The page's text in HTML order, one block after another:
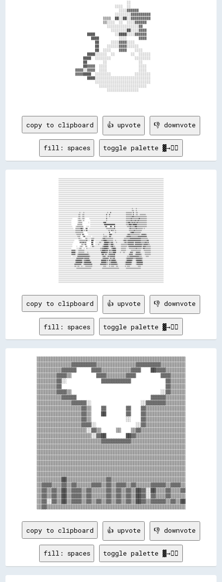
                                                    ░░
                                              ░░░░  ░░
                                                ░░░░▓▓▓▓▓▓
                                              ░░░░░░░░▓▓▓▓▓▓▓▓▓▓
                                        ▒▒▒▒  ██░░██░░▓▓▓▓▓▓▓▓▓▓
                                        ▒▒░░░░  ░░  ░░░░▓▓▓▓▓▓
                                          ░░░░░░░░░░░░░░░░▓▓
                                            ░░░░░░░░██░░░░▓▓▓▓
                                ████          ░░████░░░░▓▓▓▓▓▓
                                  ████          ░░░░      ▓▓▓▓
                                    ██      ░░░░▓▓▓▓░░░░
                                    ██    ░░░░░░▓▓▓▓░░░░░░
                                    ██  ░░░░    ▓▓▓▓    ░░░░
                                ████░░░░░░  ░░        ░░  ░░░░░░
                              ████  ░░░░░░░░            ░░░░░░░░
                              ██        ░░                ░░
                              ██▓▓▓▓  ░░░░                ░░░░
                          ▓▓▓▓░░▓▓▓▓  ░░░░                ░░░░
                          ▓▓▓▓████  ░░░░░░░░            ░░░░░░░░
                                ████░░░░░░░░░░░░░░░░░░░░░░░░░░░░
                                    ░░░░░░░░░░░░░░░░░░░░░░░░░░░░
                                      ░░░░░░░░░░░░░░░░░░░░░░░░
                                          ░░░░░░░░░░░░░░░░
copy to clipboard 👍 upvote 👎 downvote
fill: spaces toggle palette ▓→✊🏽
░░░░░░░░░░░░░░░░░░░░░░░░░░░░░░░░░░░░░░░░░░░░░░░░░░░░░░░░░░░░░░░░░░░░░░░░░░░░░░░░░░░░░░░░░░░░░░░░░░░░░░░░░░░░░░░░░░░░░░░░░░░░░░░░░░░░░░░░░░░░░░░░░░░░░░░░░░░░░░░░░░░░░░░░░░░░░░░░░░░░░░░░░░░░░░░░░░░░░░░░░░░░░░░░░░░░
░░░░░░░░░░░░░░░░░░░░░░░░░░░░░░░░░░░░░░░░░░░░░░░░░░░░░░░░░░░░░░░░░░░░░░░░░░░░░░░░░░░░░░░░░░░░░░░░░░░░░░░░░░░░░░░░░░░░░░░░░░░░░░░░░░░░░░░░░░░░░░░░░░░░░░░░░░░░░░░░░░░░░░░░░░░░░░░░░░░░░░░░░░░░░░░░░░░░░░░░░░░░░░░░░░░░
░░░░░░░░░░░░░░░░░░░░░░░░░░░░░░░░░░░░░░░░░░░░░░░░░░░░░░░░░░░░░░░░░░░░░░░░░░░░░░░░░░░░░░░░░░░░░░░░░░░░░░░░░░░░░░░░░░░░░░░░░░░░░░░░░░░░░░░░░░░░░░░░░░░░░░░░░░░░░░░░░░░░░░░░░░░░░░░░░░░░░░░░░░░░░░░░░░░░░░░░░░░░░░░░░░░░
░░░░░░░░░░░░░░░░░░░░░░░░░░░░░░░░░░░░░░░░░░░░░░░░░░░░░░░░░░░░░░░░░░░░░░░░░░░░░░░░░░░░░░░░░░░░░░░░░░░░░░░░░░░░░░░░░░░░░░░░░░░░░░░░░░░░░░░░░░░░░░░░░░░░░░░░░░░░░░░░░░░░░░░░░░░░░░░░░░░░░░░░░░░░░░░░░░░░░░░░░░░░░░░░░░░░
░░░░░░░░░░░░░░░░░░░░░░░░░░░░░░░░░░░░░░░░░░░░░░░░░░░░░░░░░░░░░░░░░░░░░░░░░░░░░░░░░░░░░░░░░░░░░░░░░░░░░░░░░░░░░░░░░░░░░░░░░░░░░░░░░░░░░░░░░░░░░░░░░░░░░░░░░░░░░░░░░░░░░░░░░░░░░░░░░░░░░░░░░░░░░░░░░░░░░░░░░░░░░░░░░░░░
░░░░░░░░░░░░░░░░░░░░░░░░░░░░░░░░░░░░░░░░░░░░░░░░░░░░░░░░░░░░░░░░░░░░░░░░░░░░░░░░░░░░░░░░░░░░░░░░░░░░░░░░░░░░░░░░░░░░░░░░░░░░░░░░░░░░░░░░░░░░░░░░░░░░░░░░░░░░░░░░░░░░░░░░░░░░░░░░░░░░░░░░░░░░░░░░░░░░░░░░░░░░░░░░░░░░
░░░░░░░░░░░░░░░░░░░░░░░░░░░░░░░░░░░░░░░░░░░░░░░░░░░░░░░░░░░░░░░░░░░░░░░░░░░░░░░░░░░░░░░░░░░░░░░░░░░░░░░░░░░░░░░░░░░░░░░░░░░░░░░░░░░░░░░░░░░░░░░░░░░░░░░░░░░░░░░░░░░░░░░░░░░░░░░░░░░░░░░░░░░░░░░░░░░░░░░░░░░░░░░░░░░░
░░░░░░░░░░░░░░░░░░░░░░░░░░░░░░░░░░░░░░░░░░░░░░░░░░░░░░░░░░░░░░░░░░░░░░░░░░░░░░░░░░░░░░░░░░░░░░░░░░░░░░░░░░░░░░░░░░░░░░░░░░░░░░░░░░░░░░░░░░░░░░░░░░░░░░░░░░░░░░░░░░░░░░░░░░░░░░░░░░░░░░░░░░░░░░░░░░░░░░░░░░░░░░░░░░░░
░░░░░░░░░░░░░░░░░░░░░░░░░░░░░░░░░░░░░░░░░░░░░░░░░░░░░░░░░░░░░░░░░░░░░░░░░░░░░░░░░░░░░░░░░░░░░░░░░░░░░░░░░░░░░░░░░░░░░░░░░░░░░░░░░░░░░░░░░░░░░░░░░░░░░░░░░░░░░░░░░░░░░░░░░░░░░░░░░░░░░░░░░░░░░░░░░░░░░░░░░░░░░░░░░░░░
░░░░░░░░░░░░░░░░░░░░░░░░░░░░░░░░░░░░░░░░░░░░░░░░░░░░░░░░░░░░░░░░░░░░░░░░░░░░░░░░░░░░░░░░░░░░░░░░░░░░░░░░░░░░░░░░░░░░░░░░░░░░░░░░░░░░░░░░░░░░░░░░░░░░░░░░░░░░░░░░░░░░░░░░░░░░░░░░░░░░░░░░░░░░░░░░░░░░░░░░░░░░░░░░░░░░
░░░░░░░░░░░░░░░░░░░░░░░░░░░░░░░░░░░░░░░░░░░░░░░░░░░░░░░░░░░░░░░░░░░░░░░░░░░░░░░░░░░░░░░░░░░░░░░░░░░░░░░░░░░░░░░░░░░░░░░░░░░░░░░░░░░░░░░░░░░░░░░░░░░░░░░░░░░░░░░░░░░░░░░░░░░░░░░░░░░░░░░░░░░░░░░░░░░░░░░░░░░░░░░░░░░░
░░░░░░░░░░░░░░░░░░░░░░░░░░░░░░░░░░░░░░░░░░░░░░░░░░░░░░░░░░░░░░░░░░░░░░░░░░░░░░░░░░░░░░░░░░░░░░░░░░░░░░░░░░░░░░░░░░░░░░░░░░░░░░░░░░░░░░░░░░░░░░░░░░░░░░░░░░░░░░░░░░░░░░░░░░░░░░░░░░░░░░░░░░░░░░░░░░░░░░░░░░░░░░░░░░░░
░░░░░░░░░░░░░░░░░░░░░░░░░░░░░░░░░░░░░░░░░░░░░░░░░░░░░░░░░░░░░░░░░░░░░░░░░░░░░░░░░░░░░░░░░░░░░░░░░░░░░░░░░░░░░░░░░░░░░░░░░░░░░░░░░░░░░░░░░░░░░░░░░░░░░░░░░░░░░░░░░░░░░░░░░░░░░░░░░░░░░░░░░░░░░░░░░░░░░░░░░░░░░░░░░░░░
░░░░░░░░░░░░░░░░░░░░░░░░░░░░░░░░░░░░░░░░░░░░░░░░░░░░░░░░░░░░░░░░░░░░░░░░░░░░░░░░░░░░░░░░░░░░░░░░░░░░░░░░░░░░░░░░░░░░░░░░░░░░░░░░░░░░░░░░░░░░░░░░░░░░░░░░░░░░░░░░░░░░░░░░░░░░░░░░░░░░░░░░░░░░░░░░░░░░░░░░░░░░░░░░░░░░
░░░░░░░░░░░░░░░░░░░░░░░░░░░░░░░░░░░░░░░░░░░░░░░░░░░░░░░░░░░░░░░░░░░░░░░░░░░░░░░░░░░░░░░░░░░░░░░░░░░░░░░░░░░░░░░░░░░░░░░░░░░░░░░░░░░░░░░░░░░░░░░░░░░░░░░░░░░░░░░░░░░░░░░░░░░░░░░░░░░░░░░░░░░░░░░░░░░░░░░░░░░░░░░░░░░░
░░░░░░░░░░░░░░░░░░░░░░░░░░░░░░░░░░░░░░░░░░░░░░░░░░░░░░░░░░░░░░░░░░░░░░░░░░░░░░░░░░░░░░░░░░░░░░░░░░░░░░░░░░░░░░░░░░░░░░░░░░░░░░░░░░░░░░░░░░░░░░░░░░░░▒▒░░░░░░▒▒░░░░░░░░░░░░░░░░░░░░░░░░░░░░░░░░░░░░░░░░░░░░░░░░░░░░░░
░░░░░░░░░░░░░░░░░░░░░░░░░░░░░░░░░░░░░░░░░░░░░░░░░░░░░░░░░░░░░░░░░░░░░░░░░░░░░░░░░░░░░░░░░░░░░░░░░░░░░░░░░░░░░░░░░░░░░░░░░░░░░░░░░░░░░░░░░░░░░░░░░░░░▒▒▒▒░░░░▒▒░░░░░░░░░░░░░░░░░░░░░░░░░░░░░░░░░░░░░░░░░░░░░░░░░░░░░░
░░░░░░░░░░░░░░░░░░░░░░░░░░░░░░░░░░░░░░░░░░▒▒░░░░░░▒▒░░░░░░░░░░░░░░░░░░░░░░░░░░░░░░░░░░░░░░░░░░░░░░▒▒░░░░▓▓░░░░░░░░░░░░░░░░░░░░░░░░░░░░░░▒▒▒▒▒▒▒▒▒▒▒▒░░▓▓░░░░▒▒▒▒░░░░░░░░░░░░░░░░░░░░░░░░░░░░░░░░░░░░░░░░░░░░░░░░░░░░
░░░░░░░░░░░░░░░░░░░░░░░░░░░░░░░░░░░░░░░░▒▒▒▒░░░░▒▒▒▒░░░░░░░░░░░░░░░░░░░░░░░░░░░░░░░░░░░░░░░░░░░░▓▓░░░░▓▓░░░░░░░░░░░░░░░░░░░░░░░░░░░░░░░░▒▒▒▒▒▒▒▒▒▒▒▒░░▓▓░░░░▒▒▒▒░░░░▒▒▒▒▒▒▒▒▒▒▒▒░░░░░░░░░░░░░░░░░░░░░░░░░░░░░░░░░░░░
░░░░░░░░░░░░░░░░░░░░░░░░░░░░░░░░░░░░░░░░▒▒▒▒░░░░▒▒▒▒░░░░░░░░░░░░░░░░░░░░░░░░░░░░░░░░░░░░░░░░░░░░▒▒░░░░▒▒░░░░░░░░░░░░░░░░░░░░░░░░░░░░░░░░▒▒▒▒▒▒▒▒▒▒▒▒▓▓▓▓▒▒▒▒▒▒▒▒▒▒▒▒▒▒▒▒▒▒▒▒▒▒▒▒▒▒░░░░░░░░░░░░░░░░░░░░░░░░░░░░░░░░░░
░░░░░░░░░░░░░░░░░░░░░░░░░░░░          ░░▒▒▒▒░░░░▒▒▒▒░░        ░░░░░░░░░░░░░░░░░░░░░░░░░░░░░░░░░░▓▓░░░░░░░░░░░░░░░░░░░░░░░░░░░░░░░░░░░░░░▒▒▒▒▒▒▒▒▒▒▓▓▒▒▒▒▒▒▒▒▒▒▒▒▒▒██▒▒▒▒▒▒▒▒▒▒▒▒▒▒░░░░░░░░░░░░░░░░░░░░░░░░░░░░░░░░░░
░░░░░░░░░░░░░░░░░░░░░░░░░░            ░░▒▒▒▒▒▒░░░░▒▒            ░░░░░░░░░░░░░░░░░░░░░░░░░░░░░░░░▒▒░░░░░░░░░░░░░░░░░░░░░░░░░░░░░░░░░░░░░░▒▒▒▒▒▒▒▒▒▒▓▓▒▒▒▒▒▒▓▓▒▒▒▒▓▓▒▒▒▒▒▒▒▒▒▒▒▒▒▒▒▒░░░░░░░░░░░░░░░░░░░░░░░░░░░░░░░░░░
░░░░░░░░░░░░░░░░░░░░░░░░░░            ░░▒▒▒▒▒▒▒▒            ░░  ░░░░░░░░░░░░░░░░░░░░░░░░░░▓▓████░░░░░░░░░░░░░░░░░░░░░░░░░░░░░░░░░░░░░░░░▒▒▒▒▓▓██▒▒▒▒▓▓▒▒▓▓▒▒▒▒▓▓▒▒▒▒▒▒▒▒▒▒▒▒▒▒▒▒▒▒░░░░░░░░░░░░░░░░░░░░░░░░░░░░░░░░░░
░░░░░░░░░░░░░░░░░░░░░░░░░░            ▒▒▒▒▒▒▒▒▒▒                ░░░░░░░░░░░░░░░░░░░░░░░░░░░░██████████████████████░░░░░░░░░░░░░░░░░░░░░░▒▒▒▒▒▒████▓▓▒▒████████▒▒▒▒▒▒▒▒▒▒▒▒▒▒▒▒▒▒▒▒░░░░░░░░░░░░░░░░░░░░░░░░░░░░░░░░░░
░░░░░░░░░░░░░░░░░░░░░░░░░░░░      ░░▒▒▒▒▒▒▒▒▒▒▒▒▒▒      ░░░░░░  ░░░░░░░░░░░░░░░░░░░░░░░░░░░░░░▓▓▓▓      ██▓▓    ██░░░░░░░░░░░░░░░░░░░░░░░░▒▒▒▒▒▒▓▓▒▒▒▒▒▒▒▒████▒▒▒▒▒▒▒▒▒▒▒▒▒▒▒▒▒▒▒▒░░░░░░░░░░░░░░░░░░░░░░░░░░░░░░░░░░
░░░░░░░░░░░░░░░░░░░░░░░░░░░░░░    ▒▒▒▒▒▒▒▒▒▒▓▓██▒▒░░  ▒▒██░░  ░░░░░░░░░░░░░░░░░░░░░░░░░░░░░░░░░░▒▒▒▒▒▒▒▒▒▒▒▒▒▒▒▒▓▓░░░░░░░░░░░░░░░░░░░░░░░░░░░░▒▒▓▓▒▒▒▒▒▒▒▒▒▒▓▓▒▒▒▒▒▒▒▒▒▒▒▒░░▒▒░░░░░░░░░░░░░░░░░░░░░░░░░░░░░░░░░░░░░░
░░░░░░░░░░░░░░░░░░░░░░░░░░░░░░░░░░▒▒▒▒▒▒▒▒▒▒▒▒██▒▒░░▒▒░░██░░░░░░░░░░░░░░░░░░░░░░░░░░░░░░░░░░░░░░░░░░▒▒▒▒░░▓▓▒▒▒▒░░▒▒░░░░░░░░░░░░░░░░░░░░░░░░░░▒▒▒▒▒▒▒▒▒▒▓▓▒▒▒▒▒▒▒▒▒▒▒▒▒▒░░░░░░░░░░░░░░░░░░░░░░░░░░░░░░░░░░░░░░░░░░░░
░░░░░░░░░░░░░░░░░░░░░░░░░░░░░░░░░░▒▒▒▒▒▒▒▒▒▒▒▒▒▒▒▒        ░░░░░░░░░░░░░░░░░░░░░░░░░░░░░░░░░░░░░░░░░░░░██    ░░░░░░▒▒░░░░░░░░░░░░░░░░░░░░░░░░░░░░▒▒▓▓████▒▒▒▒▒▒▒▒▒▒▒▒▒▒░░░░░░░░░░░░░░░░░░░░░░░░░░░░░░░░░░░░░░░░░░░░░░
░░░░░░░░░░░░░░░░░░░░░░░░░░░░░░░░░░░░▒▒▒▒▒▒▒▒▒▒  ██▒▒        ░░░░░░░░░░░░░░░░░░░░░░░░░░░░░░▒▒░░░░░░░░░░▓▓██▓▓░░░░░░░░░░░░░░░░░░░░░░░░░░░░░░▒▒▓▓▓▓▒▒▒▒▒▒▒▒▒▒▒▒▒▒▒▒▒▒▒▒░░▒▒▓▓▓▓▓▓▓▓▒▒░░░░░░░░░░░░░░░░░░░░░░░░░░░░░░░░░░
░░░░░░░░░░░░░░░░░░░░░░░░░░░░░░░░░░░░░░▒▒▒▒▒▒    ░░▓▓▓▓  ░░░░░░░░░░  ░░░░░░░░░░░░░░░░░░░░░░▒▒▒▒▒▒▒▒░░░░▓▓▓▓░░░░░░░░░░░░░░░░░░░░░░░░░░░░░░▒▒▓▓▓▓▓▓▓▓▒▒▒▒▒▒▒▒▒▒▒▒▒▒▓▓▓▓▓▓▓▓▓▓▓▓▓▓▓▓▓▓░░░░░░░░░░░░░░░░░░░░░░░░░░░░░░░░░░
░░░░░░░░░░░░░░░░░░░░░░░░░░░░░░░░░░░░░░░░▒▒▒▒░░░░      ▒▒▒▒░░░░░░░░▒▒▒▒▒▒░░░░░░░░░░░░░░░░▒▒▓▓▓▓▒▒▒▒▒▒▒▒▒▒▒▒▒▒▒▒░░░░░░░░░░░░░░░░░░░░░░▒▒▒▒▒▒▒▒▒▒▒▒▓▓▓▓▓▓▓▓▓▓▓▓▓▓▓▓▓▓▓▓▓▓▒▒▒▒▒▒▒▒▒▒▒▒▒▒░░░░░░░░░░░░░░░░░░░░░░░░░░░░░░░░
░░░░░░░░░░░░░░░░░░░░░░░░░░░░░░░░        ░░▒▒▒▒▒▒▒▒▒▒▒▒▒▒▓▓░░░░░░  ████▒▒  ░░░░░░░░░░░░▒▒▒▒▓▓████▓▓▒▒▒▒▒▒▒▒▒▒▒▒░░░░▒▒░░░░░░░░░░░░░░▒▒▓▓▓▓▒▒▒▒▓▓▓▓▓▓▓▓▓▓▓▓▓▓▓▓▓▓▓▓▓▓▓▓▓▓▒▒▒▒▒▒▒▒▒▒▒▒▓▓▓▓░░░░░░░░░░░░░░░░░░░░░░░░░░░░░░
░░░░░░░░░░░░░░░░░░░░░░░░░░░░░░            ▒▒▓▓▒▒▓▓▓▓▒▒▓▓          ████    ░░░░░░░░▒▒▒▒░░░░░░████████▓▓▒▒▒▒▓▓▓▓░░░░░░▒▒░░░░░░░░░░░░░░▒▒▓▓▒▒▒▒▓▓▓▓▓▓▓▓▓▓▓▓░░▓▓▓▓▓▓▓▓▓▓▓▓▒▒▒▒▒▒▒▒▓▓▓▓▒▒▓▓░░░░░░░░░░░░░░░░░░░░░░░░░░░░░░
░░░░░░░░░░░░░░░░░░░░░░░░░░░░                  ▒▒▒▒░░▒▒▓▓          ▓▓██    ░░░░░░▒▒░░░░░░░░▒▒████████▒▒▒▒▒▒████▒▒░░░░░░░░░░░░░░▒▒▒▒▒▒▒▒▒▒▒▒▒▒▓▓▓▓▓▓▓▓▓▓▓▓░░▓▓▓▓▓▓▓▓▓▓▓▓▓▓▒▒▒▒▓▓▓▓▓▓▓▓▒▒▒▒░░░░░░░░░░░░░░░░░░░░░░░░░░░░
░░░░░░░░░░░░░░░░░░░░░░░░░░░░        ░░    ░░▒▒▒▒░░    ▒▒▒▒      ░░░░▓▓▒▒░░░░░░░░░░░░░░░░▒▒▓▓████████▒▒░░▒▒▓▓██▒▒▒▒░░░░░░░░░░░░▒▒▒▒▒▒▒▒▒▒▒▒░░▒▒▓▓▓▓▓▓▓▓▓▓▓▓▓▓▓▓▓▓▓▓▓▓▓▓▓▓░░▓▓▓▓▓▓▒▒▒▒▒▒▒▒▒▒░░░░░░░░░░░░░░░░░░░░░░░░░░
░░░░░░░░░░░░░░░░░░░░░░░░░░          ░░░░░░▒▒▒▒░░  ░░░░  ▒▒░░░░░░░░░░░░░░░░░░░░░░░░░░▒▒▒▒▓▓▓▓██████▓▓▒▒░░░░▒▒▓▓████▓▓░░░░░░░░░░▒▒▒▒▒▒▒▒▒▒░░░░░░▒▒▒▒▒▒▒▒▒▒▒▒▒▒▓▓▒▒▒▒▒▒▒▒▒▒░░▓▓▓▓▒▒▒▒▒▒▒▒▒▒▒▒░░░░░░░░░░░░░░░░░░░░░░░░░░
░░░░░░░░░░░░░░░░░░░░░░░░░░▓▓▓▓▓▓▓▓░░░░░░▒▒▒▒▒▒▒▒▒▒▒▒░░░░░░░░░░░░░░░░░░░░░░░░░░░░░░░░▒▒▒▒██████▓▓▓▓▓▓░░▓▓▒▒▒▒▓▓██████░░░░░░░░░░▒▒▒▒▒▒▒▒▒▒░░░░░░░░░░▒▒▒▒▒▒▒▒▒▒▒▒▒▒▒▒▒▒▒▒░░░░░░▒▒▒▒▒▒▒▒▒▒▒▒▒▒░░░░░░░░░░░░░░░░░░░░░░░░░░
░░░░░░░░░░░░░░░░░░░░░░░░░░████████░░░░░░▒▒▒▒▒▒▒▒▒▒▒▒░░░░░░▒▒░░░░░░░░░░░░░░░░░░░░░░░░░░████████▓▓▓▓▒▒░░▓▓▒▒▒▒▒▒██████░░░░░░░░▒▒░░░░▒▒▒▒░░░░░░░░░░▓▓▓▓▓▓░░░░░░▓▓▓▓▓▓▓▓▒▒░░░░░░░░▒▒▒▒▒▒▒▒▒▒▒▒░░░░░░░░░░░░░░░░░░░░░░░░░░
░░░░░░░░░░░░░░░░░░░░░░░░░░▓▓▓▓▓▓▓▓░░░░▒▒▓▓▓▓▓▓▓▓▓▓▓▓▓▓▓▓▓▓▓▓▒▒░░░░░░░░░░░░░░░░░░░░░░░░▒▒██▓▓░░▓▓▒▒░░▒▒▓▓▓▓▓▓▓▓▓▓██░░░░░░░░░░░░░░░░░░░░░░░░░░░░▓▓▓▓▓▓▓▓░░░░▒▒▓▓▓▓▓▓▓▓▓▓▒▒░░░░░░▒▒▒▒▒▒▒▒▒▒▒▒░░░░░░░░░░░░░░░░░░░░░░░░░░
░░░░░░░░░░░░░░░░░░░░░░░░░░  ░░░░░░░░░░▓▓▓▓▓▓▓▓▓▓▓▓▓▓▓▓▓▓▓▓▓▓▓▓▒▒░░░░░░░░░░░░░░░░░░░░░░░░▒▒▓▓▓▓▒▒░░▒▒▓▓▒▒▓▓▓▓▓▓▓▓▓▓░░░░░░░░░░░░░░░░░░░░░░░░▒▒▒▒▒▒▓▓▓▓▓▓▓▓▓▓▓▓▓▓▓▓▓▓▒▒▒▒▒▒░░░░░░░░▒▒▒▒▒▒░░░░░░░░░░░░░░░░░░░░░░░░░░░░░░
░░░░░░░░░░░░░░░░░░░░░░░░░░░░░░░░░░░░▓▓▓▓▓▓▓▓▓▓▓▓▓▓▒▒▓▓▓▓▓▓▓▓▓▓░░░░░░░░░░░░░░░░░░░░░░░░░░▒▒▓▓▓▓▓▓▓▓▓▓▒▒░░▓▓▒▒▒▒▓▓▓▓░░░░░░░░░░░░░░░░░░░░░░▒▒▓▓▓▓▓▓▓▓▓▓▓▓▒▒▒▒▒▒▓▓▓▓▓▓▓▓▓▓▓▓▒▒░░░░░░░░░░░░░░░░░░░░░░░░░░░░░░░░░░░░░░░░░░
░░░░░░░░░░░░░░░░░░░░░░░░░░░░░░░░░░▓▓██████████▓▓░░▒▒▓▓▓▓██████▓▓░░░░░░░░░░░░░░░░░░░░░░██████████▒▒▓▓░░██▒▒▓▓██████▓▓░░░░░░░░░░░░░░░░░░░░▒▒██████████▒▒░░░░░░▓▓██████████▒▒░░░░░░░░░░░░░░░░░░░░░░░░░░░░░░░░░░░░░░░░░░
░░░░░░░░░░░░░░░░░░░░░░░░░░░░░░░░░░▓▓████████████░░▒▒██████████████░░░░░░░░░░░░░░░░░░░░██████████▒▒▒▒░░▒▒▒▒██████████▓▓░░░░░░░░░░░░░░░░▒▒██████████▓▓░░░░░░░░▒▒████████████░░░░░░░░░░░░░░░░░░░░░░░░░░░░░░░░░░░░░░░░░░
░░░░░░░░░░░░░░░░░░░░░░░░░░░░░░░░▓▓▓▓▓▓▓▓▓▓▓▓▓▓░░░░▒▒▓▓▓▓▓▓▓▓▓▓▓▓▓▓▓▓░░░░░░░░░░░░░░░░▓▓▓▓▓▓▓▓▓▓▓▓▒▒▒▒░░▓▓▒▒▓▓▓▓▓▓▓▓▓▓▓▓▒▒░░░░░░░░░░░░░░▒▒▓▓▓▓▓▓▓▓▓▓▒▒░░░░░░░░▒▒▓▓▓▓▓▓▓▓▓▓▓▓░░░░░░░░░░░░░░░░░░░░░░░░░░░░░░░░░░░░░░░░░░
░░░░░░░░░░░░░░░░░░░░░░░░░░░░░░░░▒▒▒▒░░▒▒▒▒░░░░▒▒░░░░░░▒▒▒▒▒▒▒▒▒▒▒▒▒▒░░░░░░░░░░░░░░░░░░░░░░▒▒▒▒▒▒░░░░░░▒▒░░▒▒▒▒▒▒░░░░▒▒▒▒░░░░░░░░░░░░░░▒▒░░▒▒▒▒▒▒░░░░░░░░░░░░░░░░▒▒▒▒▒▒░░░░░░░░░░░░░░░░░░░░░░░░░░░░░░░░░░░░░░░░░░░░░░
░░░░░░░░░░░░░░░░░░░░░░░░░░░░░░░░░░░░▒▒▒▒▒▒▒▒▒▒▒▒▒▒▒▒▒▒▒▒▒▒▒▒▒▒▒▒▒▒░░░░░░░░░░░░░░░░░░░░░░▒▒▒▒▒▒▒▒▒▒▒▒▒▒▒▒▒▒▒▒▒▒▒▒▒▒▒▒▒▒▒▒▒▒░░░░░░░░░░░░░░▒▒▒▒▒▒▒▒▒▒▒▒▒▒▒▒▒▒▒▒▒▒▒▒▒▒▒▒▒▒░░░░░░░░░░░░░░░░░░░░░░░░░░░░░░░░░░░░░░░░░░░░░░
░░░░░░░░░░░░░░░░░░░░░░░░░░░░░░░░░░░░░░░░░░░░░░░░░░░░░░░░░░░░░░░░░░░░░░░░░░░░░░░░░░░░░░░░░░░░░░░░░░░░░░░░░░░░░░░░░░░░░░░░░░░░░░░░░░░░░░░░░░░░░░░░░░░░░░░░░░░░░░░░░░░░░░░░░░░░░░░░░░░░░░░░░░░░░░░░░░░░░░░░░░
copy to clipboard 👍 upvote 👎 downvote
fill: spaces toggle palette ▓→✊🏽
▒▒▒▒▒▒▒▒▒▒▒▒▒▒▒▒▒▒▒▒▒▒▒▒▒▒▒▒▒▒▒▒▒▒▒▒▒▒▒▒▒▒▒▒▒▒▒▒▒▒▒▒▒▒▒▒▒▒▒▒
▒▒▒▒▒▒▒▒▒▒▒▒▒▒▓▓▓▓▓▓▓▓▓▓▒▒▒▒▒▒▒▒▒▒▒▒▒▒▒▒▓▓▓▓▓▓▓▓▓▓▒▒▒▒▒▒▒▒▒▒
▒▒▒▒▒▒▒▒▒▒▓▓▓▓▓▓      ▓▓▓▓▒▒▒▒▒▒▒▒▒▒▒▒▓▓▓▓    ██▓▓▓▓▒▒▒▒▒▒▒▒
▒▒▒▒▒▒▒▒▓▓▓▓▒▒          ▓▓▓▓▒▒▒▒▒▒▒▒▓▓▓▓          ▓▓▓▓▒▒▒▒▒▒
▒▒▒▒▒▒▒▒▓▓░░              ▓▓▓▓▓▓▓▓▓▓▓▓              ▓▓▒▒▒▒▒▒
▒▒▒▒▒▒▒▒▓▓                                          ▓▓▒▒▒▒▒▒
▒▒▒▒▒▒▒▒▓▓▓▓▒▒                                    ░░▓▓▒▒▒▒▒▒
▒▒▒▒▒▒▒▒▒▒▓▓▓▓▓▓                              ▓▓▓▓▓▓▒▒▒▒▒▒▒▒
▒▒▒▒▒▒▒▒▒▒▒▒▒▒▓▓▓▓▓▓░░                    ░░▓▓▓▓▓▓▓▓▒▒▒▒▒▒▒▒
▒▒▒▒▒▒▒▒▒▒▒▒▒▒▒▒▒▒▓▓▒▒    ▓▓        ▓▓    ▓▓▒▒▒▒▒▒▒▒▒▒▒▒▒▒▒▒
▒▒▒▒▒▒▒▒▒▒▒▒▒▒▒▒▒▒▓▓▒▒    ██        ▓▓    ▓▓▒▒▒▒▒▒▒▒▒▒▒▒▒▒▒▒
▒▒▒▒▒▒▒▒▒▒▒▒▒▒▒▒▒▒▓▓▒▒              ░░    ▓▓▒▒▒▒▒▒▒▒▒▒▒▒▒▒▒▒
▒▒▒▒▒▒▒▒▒▒▒▒▒▒▒▒▒▒▓▓▓▓░░                ░░▓▓▒▒▒▒▒▒▒▒▒▒▒▒▒▒▒▒
▒▒▒▒▒▒▒▒▒▒▒▒▒▒▒▒▒▒▒▒░░▓▓▒▒      ▒▒    ▒▒▓▓▒▒▒▒▒▒▒▒▒▒▒▒▒▒▒▒▒▒
▒▒▒▒▒▒▒▒▒▒▒▒▒▒▒▒▒▒▒▒▒▒░░▓▓██        ██▓▓▒▒▒▒▒▒▒▒▒▒▒▒▒▒▒▒▒▒▒▒
▒▒▒▒▒▒▒▒▒▒▒▒▒▒▒▒▒▒▒▒▒▒▒▒▒▒▓▓▓▓▓▓▓▓▓▓▓▓▒▒▒▒▒▒▒▒▒▒▒▒▒▒▒▒▒▒▒▒▒▒
▒▒▒▒▒▒▒▒▒▒▒▒▒▒▒▒▒▒▒▒▒▒▒▒▒▒▒▒▒▒▒▒▒▒▒▒▒▒▒▒▒▒▒▒▒▒▒▒▒▒▒▒▒▒▒▒▒▒▒▒
▒▒▒▒▒▒▒▒▒▒▒▒▒▒▒▒▒▒▒▒▒▒▒▒▒▒▒▒▒▒▒▒▒▒▒▒▒▒▒▒▒▒▒▒▒▒▒▒▒▒▒▒▒▒▒▒▒▒▒▒
▒▒▒▒▒▒▒▒▒▒▒▒▒▒▒▒▒▒▒▒▒▒▒▒▒▒▒▒▒▒▒▒▒▒▒▒▒▒▒▒▒▒▒▒▒▒▒▒▒▒▒▒▒▒▒▒▒▒▒▒
▒▒▒▒▒▒▒▒▒▒▒▒▒▒▒▒▒▒▒▒▒▒▒▒▒▒▒▒▒▒▒▒▒▒▒▒▒▒▒▒▒▒▒▒▒▒▒▒▒▒▒▒▒▒▒▒▒▒▒▒
▒▒▒▒▒▒▒▒▒▒▒▒▒▒▒▒▒▒▒▒▒▒▒▒▒▒▒▒▒▒▒▒▒▒▒▒▒▒▒▒▒▒▒▒▒▒▒▒▒▒▒▒▒▒▒▒▒▒▒▒
▒▒▒▒▒▒▒▒▒▒▒▒▒▒▒▒▒▒▒▒▒▒▒▒▒▒▒▒▒▒▒▒▒▒▒▒▒▒▒▒▒▒▒▒▒▒▒▒▒▒▒▒▒▒▒▒▒▒▒▒
▒▒▒▒▒▒▒▒▒▒██▒▒▒▒▒▒▒▒▒▒▒▒▒▒▒▒▓▓▒▒▒▒▒▒▒▒▒▒▒▒▒▒▒▒▒▒▒▒▒▒▒▒▒▒▒▒▒▒
▒▒▓▓▓▓▒▒▒▒▓▓▒▒▓▓▒▒▒▒▒▒▓▓▓▓▒▒▓▓▒▒▓▓▓▓▒▒▓▓▒▒▒▒▒▒▓▓▓▓▓▓▒▒▓▓▓▓▒▒
▒▒▓▓▒▒▓▓▒▒██▒▒▓▓▓▓▒▒▓▓▒▒▒▒▒▒▓▓▒▒▓▓▒▒▓▓▒▒██▓▓░░██▒▒▒▒▓▓▒▒▒▒▓▓
▒▒▓▓▒▒▓▓▒▒██▒▒▓▓▓▓▒▒▓▓▒▒▒▒▒▒▓▓▒▒▓▓▒▒▓▓▒▒██▓▓░░▓▓▒▒▒▒▓▓▒▒▒▒▒▒
▒▒▓▓░░▓▓▒▒██▒▒▓▓▓▓▒▒▓▓▒▒▓▓▒▒▓▓▒▒▓▓▒▒▓▓▒▒██▓▓▒▒▓▓▓▓▓▓▒▒▓▓▒▒██
copy to clipboard 👍 upvote 👎 downvote
fill: spaces toggle palette ▓→✊🏽